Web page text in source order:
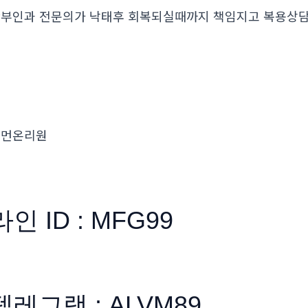
인과 전문의가 낙태후 회복되실때까지 책임지고 복용상
온리원
인 ID : MFG99